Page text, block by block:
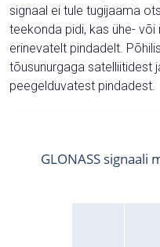
signaal ei tule tugijaama
teekonda pidi, kas ühe-
erinevatelt pindadelt.
tõusunurgaga satelliitidest
peegelduvatest pindadest.
GLONASS signaali